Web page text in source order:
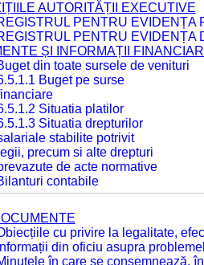
AUTORITĂȚII EXECUTIVE
PENTRU EVIDENȚA
PENTRU EVIDENȚA
ȘI INFORMAȚII
din toate sursele de venituri
Buget pe surse
Situatia platilor
Situatia drepturilor
stabilite potrivit
legii, precum si alte drepturi
de acte normative
contabile
cu privire la legalitate,
din oficiu asupra
în care se consemnează,